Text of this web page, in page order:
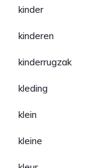
kinder
kinderen
kinderrugzak
kleding
klein
kleine